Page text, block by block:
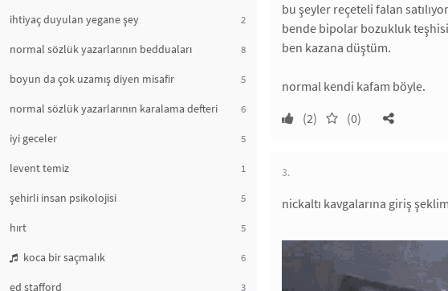
ihtiyaç duyulan yegane şey 2
normal sözlük yazarlarının bedduaları 8
boyun da çok uzamış diyen misafir 5
normal sözlük yazarlarının karalama defteri 6
iyi geceler 5
levent temiz 1
şehirli insan psikolojisi 5
hırt 5
koca bir saçmalık 6
ed stafford 3
bu şeyler reçeteli falan
bende bipolar bozukluk
ben kazana düştüm.
normal kendi kafam böyle.
(2)
(0)
3.
nickaltı kavgalarına giriş